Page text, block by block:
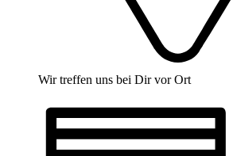
Wir treffen uns bei Dir vor Ort